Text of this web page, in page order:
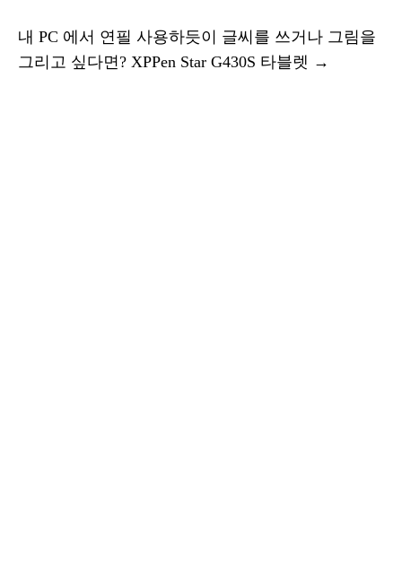
내 PC 에서 연필 사용하듯이 글씨를 쓰거나 그림을
그리고 싶다면? XPPen Star G430S 타블렛 →